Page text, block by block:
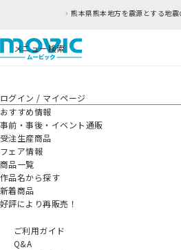
熊本県熊本地方を震源とする地震の影
メニュー検索
ログイン / マイページ
おすすめ情報
事前・事後・イベント通販
受注生産商品
フェア情報
商品一覧
作品名から探す
新着商品
好評により再販売！
ご利用ガイド
Q&A